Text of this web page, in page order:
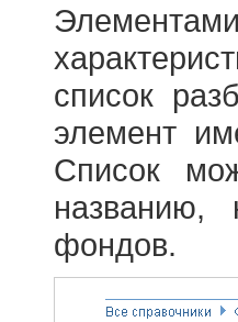
список
элемент
Список
названию,
фондов.